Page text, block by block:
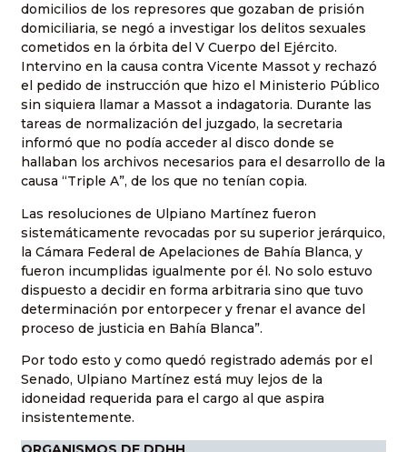
domicilios de los represores que gozaban de prisión
domiciliaria, se negó a investigar los delitos sexuales
cometidos en la órbita del V Cuerpo del Ejército.
Intervino en la causa contra Vicente Massot y rechazó
el pedido de instrucción que hizo el Ministerio Público
sin siquiera llamar a Massot a indagatoria. Durante las
tareas de normalización del juzgado, la secretaria
informó que no podía acceder al disco donde se
hallaban los archivos necesarios para el desarrollo de la
causa “Triple A”, de los que no tenían copia.
Las resoluciones de Ulpiano Martínez fueron
sistemáticamente revocadas por su superior jerárquico,
la Cámara Federal de Apelaciones de Bahía Blanca, y
fueron incumplidas igualmente por él. No solo estuvo
dispuesto a decidir en forma arbitraria sino que tuvo
determinación por entorpecer y frenar el avance del
proceso de justicia en Bahía Blanca”.
Por todo esto y como quedó registrado además por el
Senado, Ulpiano Martínez está muy lejos de la
idoneidad requerida para el cargo al que aspira
insistentemente.